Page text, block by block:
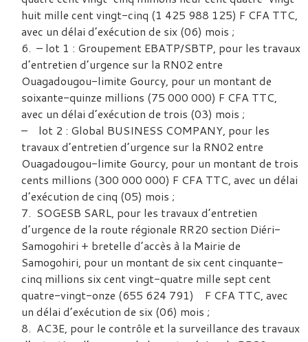
huit mille cent vingt-cinq (1 425 988 125) F CFA TTC,
avec un délai d’exécution de six (06) mois ;
– lot 1 : Groupement EBATP/SBTP, pour les travaux
d’entretien d’urgence sur la RN02 entre
Ouagadougou-limite Gourcy, pour un montant de
soixante-quinze millions (75 000 000) F CFA TTC,
avec un délai d’exécution de trois (03) mois ;
– lot 2 : Global BUSINESS COMPANY, pour les
travaux d’entretien d’urgence sur la RN02 entre
Ouagadougou-limite Gourcy, pour un montant de trois
cents millions (300 000 000) F CFA TTC, avec un délai
d’exécution de cinq (05) mois ;
SOGESB SARL, pour les travaux d’entretien
d’urgence de la route régionale RR20 section Diéri-
Samogohiri + bretelle d’accès à la Mairie de
Samogohiri, pour un montant de six cent cinquante-
cinq millions six cent vingt-quatre mille sept cent
quatre-vingt-onze (655 624 791) F CFA TTC, avec
un délai d’exécution de six (06) mois ;
AC3E, pour le contrôle et la surveillance des travaux